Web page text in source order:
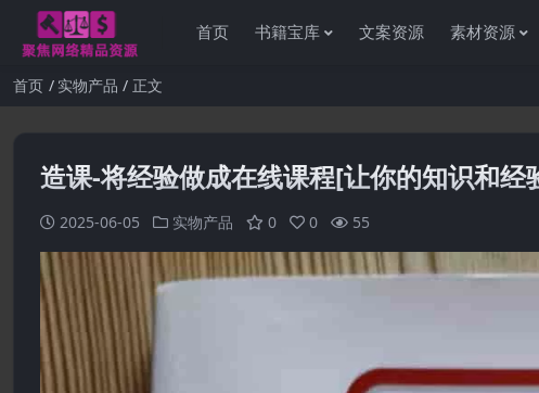
首页 书籍宝库 文案资源 素材资源
首页 实物产品 正文
造课-将经验做成在线课程[让你的知识和
2025-06-05 实物产品 0 0 55